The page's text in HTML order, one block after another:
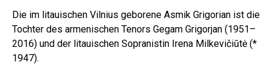
Die im litauischen Vilnius geborene Asmik Grigorian ist die
Tochter des armenischen Tenors Gegam Grigorjan (1951–
2016) und der litauischen Sopranistin Irena Milkevičiūtė (*
1947).